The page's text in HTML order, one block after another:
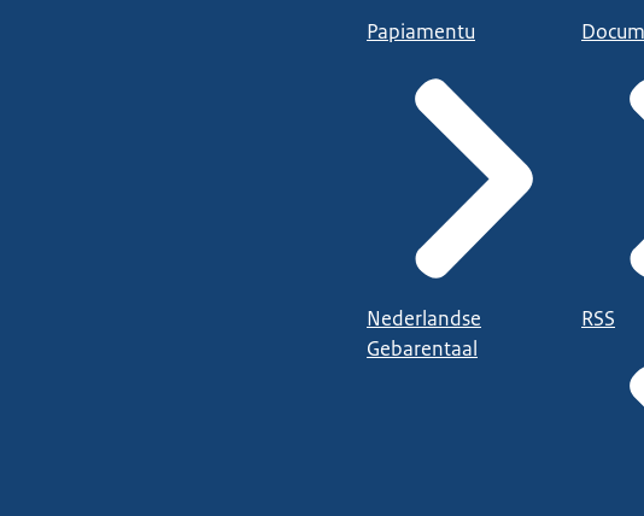
Papiamentu
Nederlandse
Gebarentaal
RSS